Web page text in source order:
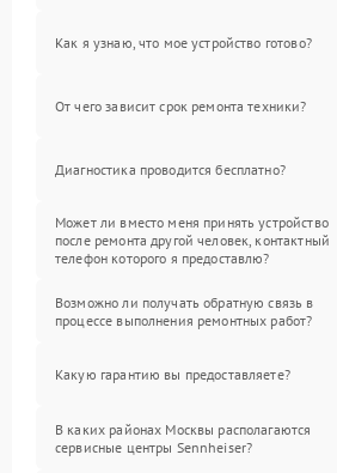
Как я узнаю, что мое устройство готово?
От чего зависит срок ремонта техники?
Диагностика проводится бесплатно?
Может ли вместо меня принять устройство
после ремонта другой человек, контактный
телефон которого я предоставлю?
Возможно ли получать обратную связь в
процессе выполнения ремонтных работ?
Какую гарантию вы предоставляете?
В каких районах Москвы располагаются
сервисные центры Sennheiser?